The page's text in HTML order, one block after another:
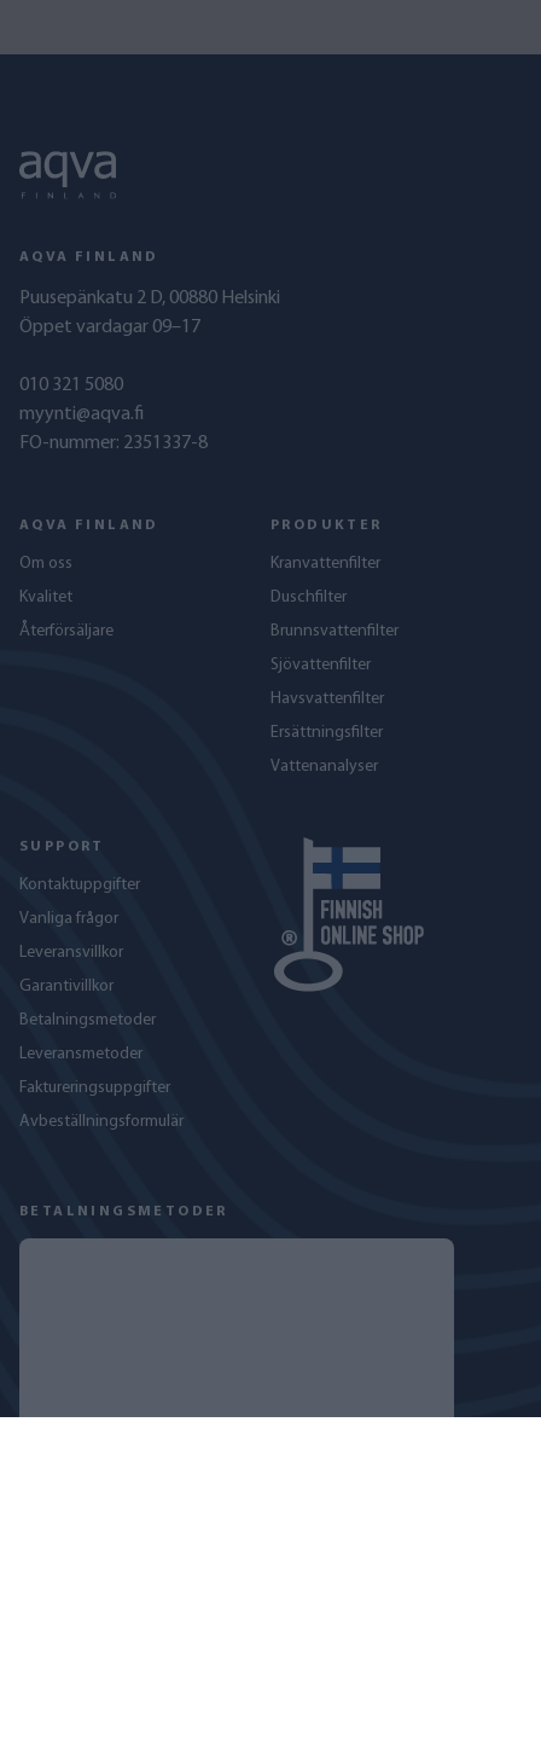
AQVA FINLAND
Puusepänkatu 2 D, 00880 Helsinki
Öppet vardagar 09–17
010 321 5080
myynti@aqva.fi
FO-nummer: 2351337-8
AQVA FINLAND
Om oss
Kvalitet
Återförsäljare
PRODUKTER
Kranvattenfilter
Duschfilter
Brunnsvattenfilter
Sjövattenfilter
Havs­vattenfilter
Ersättningsfilter
Vattenanalyser
SUPPORT
Kontaktuppgifter
Vanliga frågor
Leveransvillkor
Garantivillkor
Betalningsmetoder
Leveransmetoder
Faktureringsuppgifter
Avbeställningsformulär
BETALNINGSMETODER